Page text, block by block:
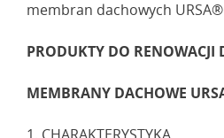
membran dachowych URSA®
PRODUKTY DO RENOWACJI
MEMBRANY DACHOWE